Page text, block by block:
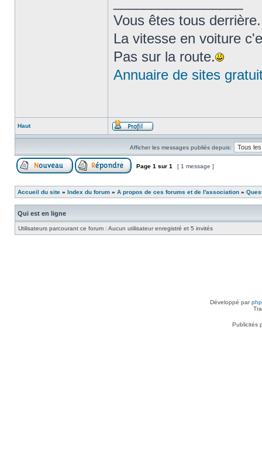
Vous êtes tous
La vitesse en voiture
Pas sur la route.
Annuaire de sites
Haut
Afficher les messages publiés depuis:
Page 1 sur 1 [ 1 message ]
Accueil du site » Index du forum » A propos de ces forums et de l'association »
Qui est en ligne
Utilisateurs parcourant ce forum : Aucun utilisateur enregistré et 5 invités
Développé par
Publicités